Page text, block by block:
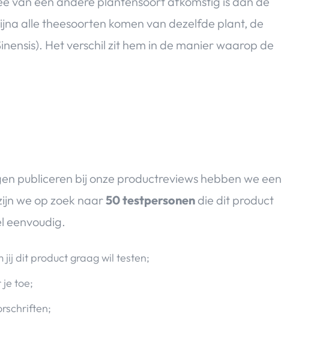
alle theesoorten komen van dezelfde plant, de
Het verschil zit hem in de manier waarop de
publiceren bij onze productreviews hebben we een
we op zoek naar50 testpersonen die dit product
eenvoudig.
jij dit product graag wil testen;
je toe;